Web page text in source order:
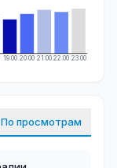
19:00 20:00 21:00 22:00 23:00
По просмотрам